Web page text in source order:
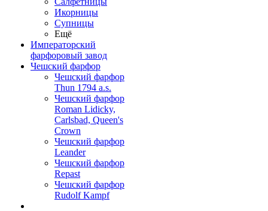
Икорницы
Супницы
Ещё
Императорский
фарфоровый завод
Чешский фарфор
Чешский фарфор
Thun 1794 a.s.
Чешский фарфор
Roman Lidicky,
Carlsbad, Queen's
Crown
Чешский фарфор
Leander
Чешский фарфор
Repast
Чешский фарфор
Rudolf Kampf